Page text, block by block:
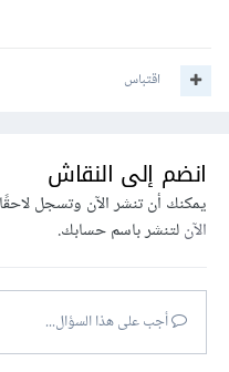
اقتباس
انضم إلى النقاش
يمكنك أن تنشر الآن وتسجل
الآنلتنشر باسم حسابك.
أجب على هذا السؤال...